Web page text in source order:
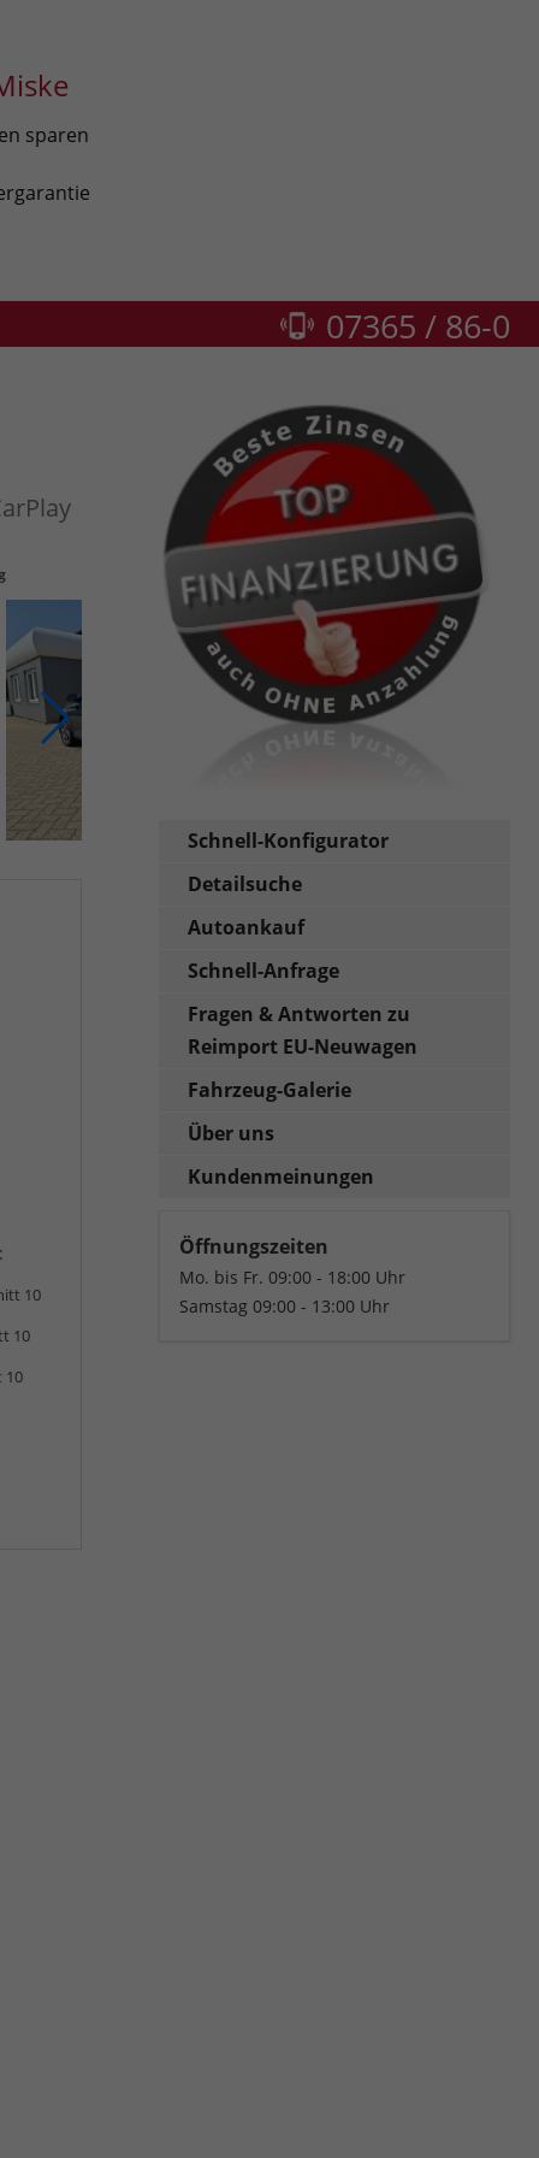
sparen
07365 / 86-0
10
10
10
Schnell-Konfigurator
Detailsuche
Autoankauf
Schnell-Anfrage
Fragen & Antworten zu
Reimport EU-Neuwagen
Fahrzeug-Galerie
Über uns
Kundenmeinungen
Öffnungszeiten
Mo. bis Fr. 09:00 - 18:00 Uhr
Samstag 09:00 - 13:00 Uhr